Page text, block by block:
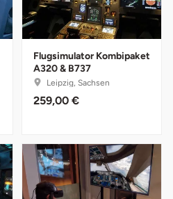
Flugsimulator Kombipaket
A320 & B737
Leipzig, Sachsen
259,00 €